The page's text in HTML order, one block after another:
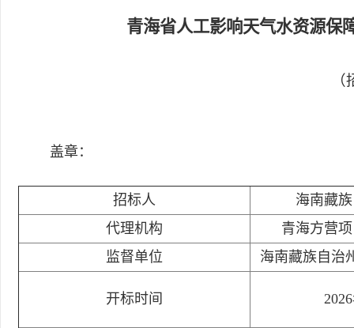
青海省人工影响天气水资源保
盖章：
招标人
海南藏
代理机构
青海方营
监督单位
海南藏族自治
开标时间